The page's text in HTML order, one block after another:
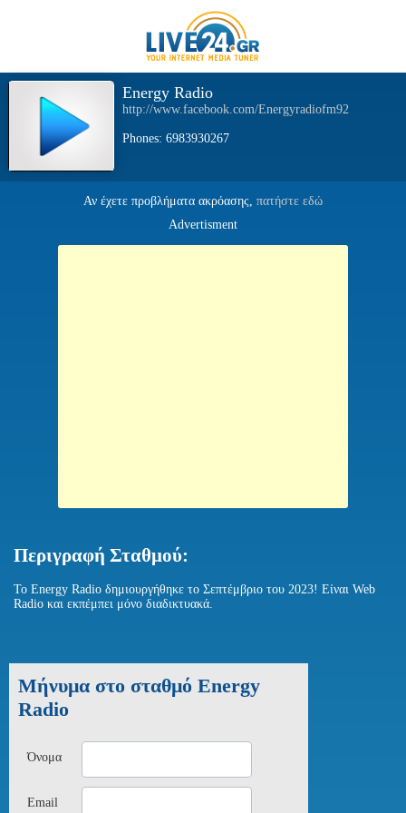
Energy Radio
http://www.facebook.com/Energyradiofm92
Phones: 6983930267
Αν έχετε προβλήματα ακρόασης, πατήστε εδώ
Advertisment
Περιγραφή Σταθμού:
Το Energy Radio δημιουργήθηκε το Σεπτέμβριο του 2023! Είναι Web
Radio και εκπέμπει μόνο διαδικτυακά.
Μήνυμα στο σταθμό Energy
Radio
Όνομα
Email